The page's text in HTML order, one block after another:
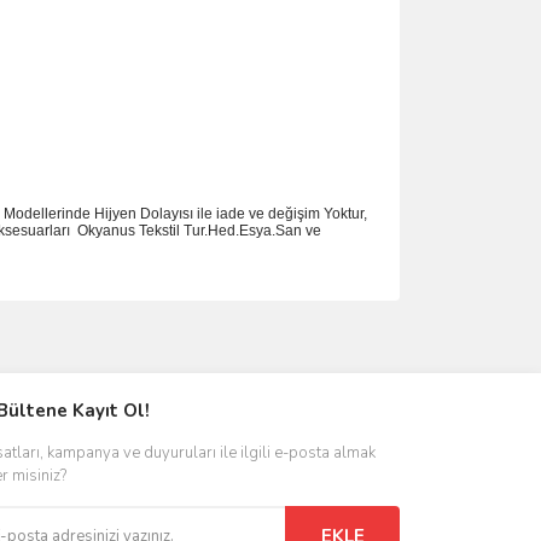
Hijyen Dolayısı ile iade ve değişim Yoktur,
ı Okyanus Tekstil Tur.Hed.Esya.San ve
Kayıt Ol!
kampanya ve duyuruları ile ilgili e-posta almak
misiniz?
EKLE